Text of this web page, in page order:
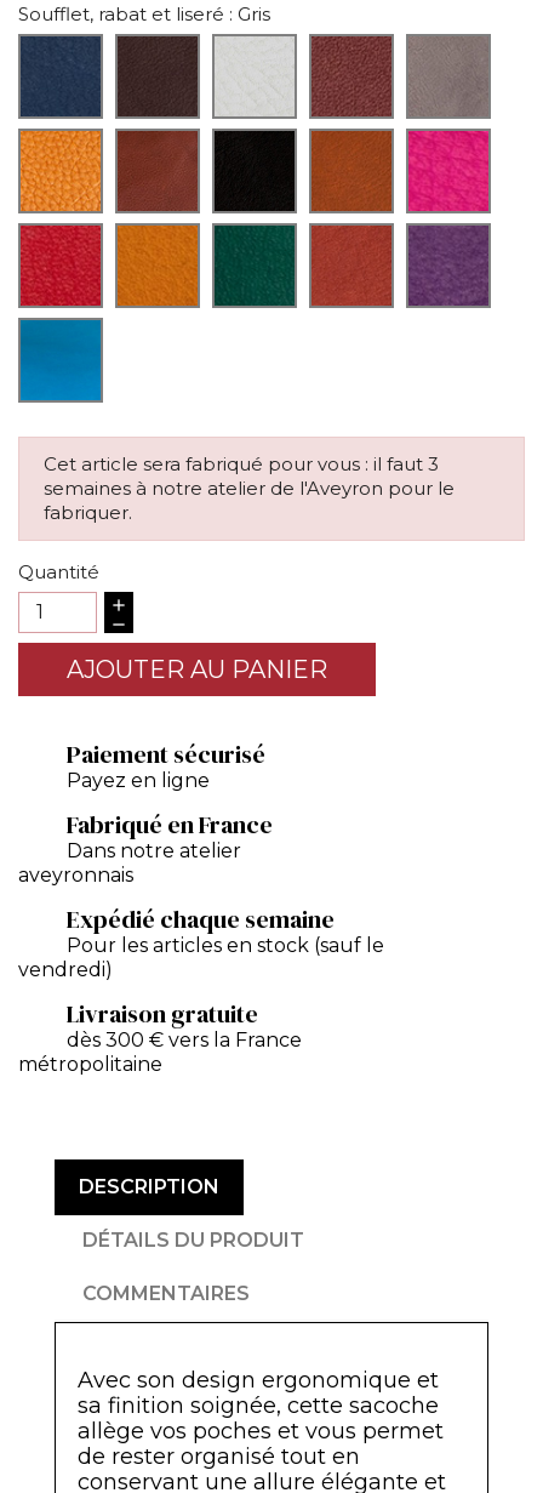
Soufflet, rabat et liseré : Gris
Cet article sera fabriqué pour vous : il faut 3
semaines à notre atelier de l'Aveyron pour le
fabriquer.
Quantité
AJOUTER AU PANIER
Paiement sécurisé
Payez en ligne
Fabriqué en France
Dans notre atelier
aveyronnais
Expédié chaque semaine
Pour les articles en stock (sauf le
vendredi)
Livraison gratuite
dès 300 € vers la France
métropolitaine
DESCRIPTION
DÉTAILS DU PRODUIT
COMMENTAIRES
Avec son design ergonomique et
sa finition soignée, cette sacoche
allège vos poches et vous permet
de rester organisé tout en
conservant une allure élégante et